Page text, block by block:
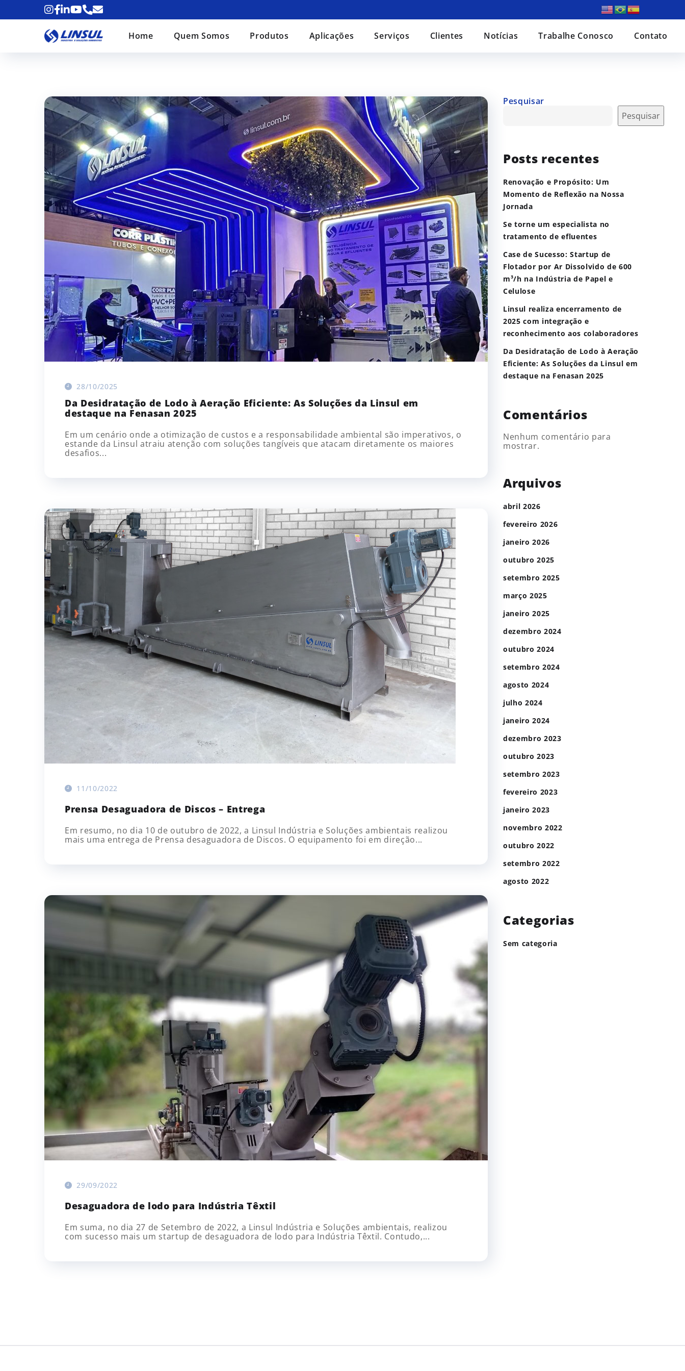
Home Quem Somos Produtos Aplicações Serviços Clientes Notícias Trabalhe Conosco Contato
28/10/2025
Da Desidratação de Lodo à Aeração Eficiente: As Soluções da Linsul em
destaque na Fenasan 2025
Em um cenário onde a otimização de custos e a responsabilidade ambiental são imperativos, o
estande da Linsul atraiu atenção com soluções tangíveis que atacam diretamente os maiores
desafios...
11/10/2022
Prensa Desaguadora de Discos – Entrega
Em resumo, no dia 10 de outubro de 2022, a Linsul Indústria e Soluções ambientais realizou
mais uma entrega de Prensa desaguadora de Discos. O equipamento foi em direção...
29/09/2022
Desaguadora de lodo para Indústria Têxtil
Em suma, no dia 27 de Setembro de 2022, a Linsul Indústria e Soluções ambientais, realizou
com sucesso mais um startup de desaguadora de lodo para Indústria Têxtil. Contudo,...
Pesquisar
Pesquisar
Posts recentes
Renovação e Propósito: Um
Momento de Reflexão na Nossa
Jornada
Se torne um especialista no
tratamento de efluentes
Case de Sucesso: Startup de
Flotador por Ar Dissolvido de 600
m³/h na Indústria de Papel e
Celulose
Linsul realiza encerramento de
2025 com integração e
reconhecimento aos colaboradores
Da Desidratação de Lodo à Aeração
Eficiente: As Soluções da Linsul em
destaque na Fenasan 2025
Comentários
Nenhum comentário para
mostrar.
Arquivos
abril 2026
fevereiro 2026
janeiro 2026
outubro 2025
setembro 2025
março 2025
janeiro 2025
dezembro 2024
outubro 2024
setembro 2024
agosto 2024
julho 2024
janeiro 2024
dezembro 2023
outubro 2023
setembro 2023
fevereiro 2023
janeiro 2023
novembro 2022
outubro 2022
setembro 2022
agosto 2022
Categorias
Sem categoria